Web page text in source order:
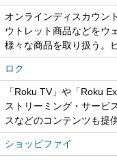
オンラインディスカウン
ウトレット商品などをウ
様々な商品を取り扱う。
ロク
「Roku TV」や「Roku
ストリーミング・サービ
スなどのコンテンツも提
ショッピファイ